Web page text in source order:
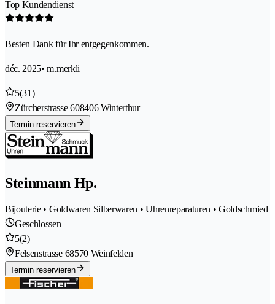
Top Kundendienst
Besten Dank für Ihr entgegenkommen.
déc. 2025• m.merkli
5(31)
Zürcherstrasse 608406 Winterthur
Termin reservieren
Steinmann Hp.
Bijouterie • Goldwaren Silberwaren • Uhrenreparaturen • Goldschmied
Geschlossen
5(2)
Felsenstrasse 68570 Weinfelden
Termin reservieren